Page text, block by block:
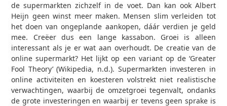
de supermarkten zichzelf in de voet. Dan kan ook Albert
Heijn geen winst meer maken. Mensen slim verleiden tot
het doen van ongeplande aankopen, dáár verdien je geld
mee. Creëer dus een lange kassabon. Groei is alleen
interessant als je er wat aan overhoudt. De creatie van de
online supermarkt? Het lijkt op een variant op de ‘Greater
Fool Theory’ (Wikipedia, n.d.). Supermarkten investeren in
online activiteiten en koesteren volstrekt niet realistische
verwachtingen, waarbij de omzetgroei tegenvalt, ondanks
de grote investeringen en waarbij er tevens geen sprake is